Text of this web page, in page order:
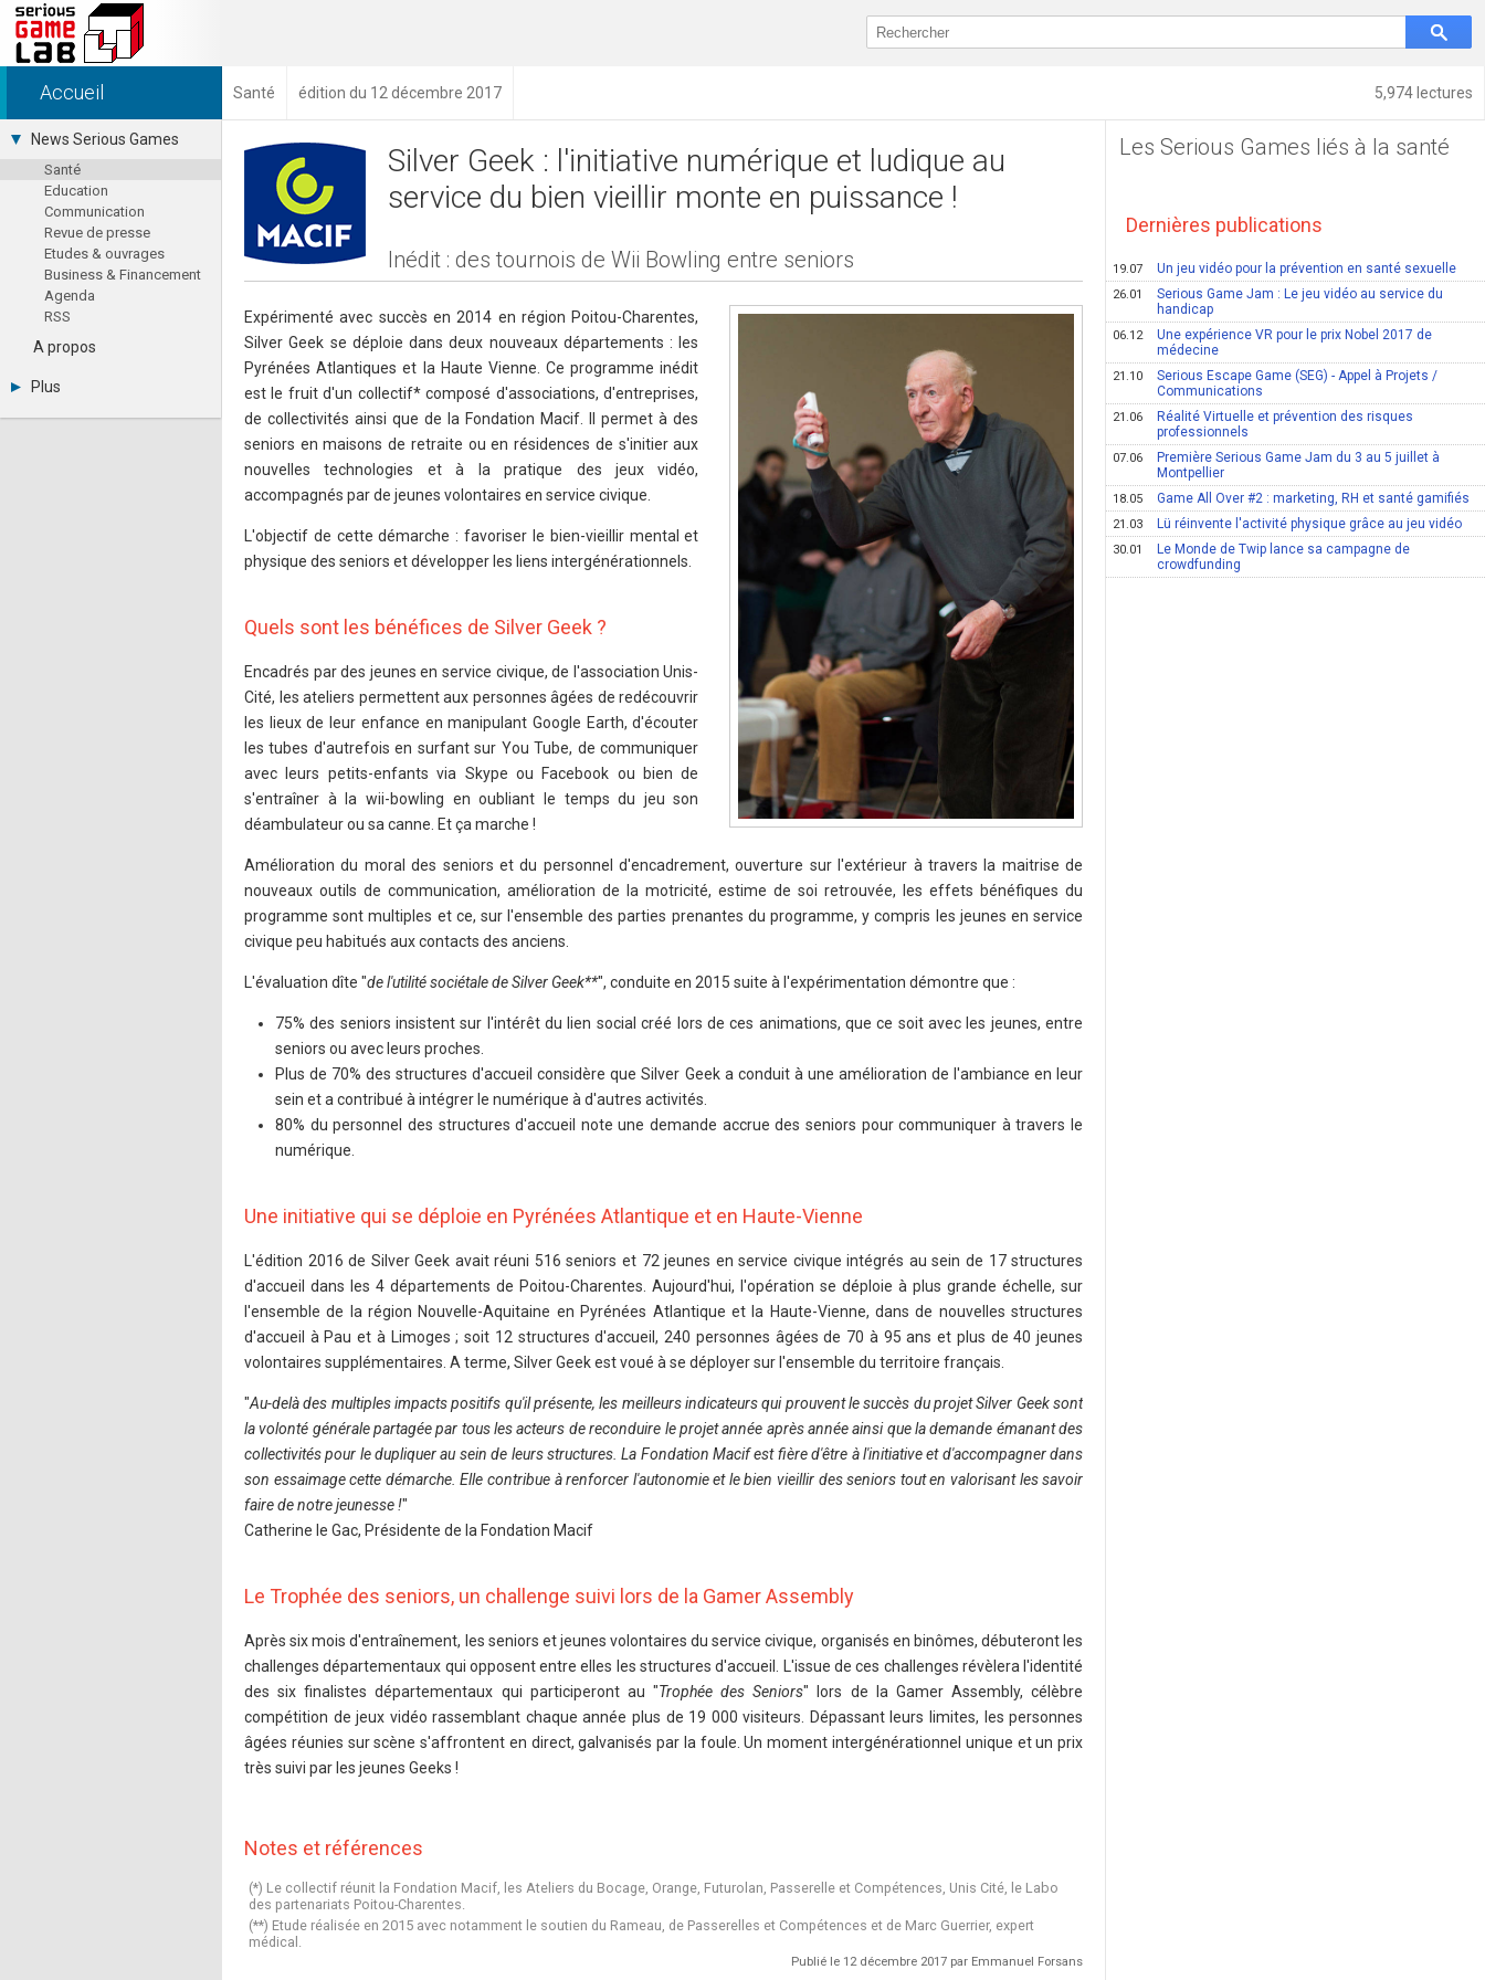
5,974 lectures
Accueil Santé édition du 12 décembre 2017
News Serious Games
Santé
Education
Communication
Revue de presse
Etudes & ouvrages
Business & Financement
Agenda
RSS
A propos
Plus
Sitemap XML
Silver Geek : l'initiative numérique et ludique au
service du bien vieillir monte en puissance !
Inédit : des tournois de Wii Bowling entre seniors
Expérimenté avec succès en 2014 en région Poitou-Charentes,
Silver Geek se déploie dans deux nouveaux départements : les
Pyrénées Atlantiques et la Haute Vienne. Ce programme inédit
est le fruit d'un collectif* composé d'associations, d'entreprises,
de collectivités ainsi que de la Fondation Macif. Il permet à des
seniors en maisons de retraite ou en résidences de s'initier aux
nouvelles technologies et à la pratique des jeux vidéo,
accompagnés par de jeunes volontaires en service civique.
L'objectif de cette démarche : favoriser le bien-vieillir mental et
physique des seniors et développer les liens intergénérationnels.
Quels sont les bénéfices de Silver Geek ?
Encadrés par des jeunes en service civique, de l'association Unis-
Cité, les ateliers permettent aux personnes âgées de redécouvrir
les lieux de leur enfance en manipulant Google Earth, d'écouter
les tubes d'autrefois en surfant sur You Tube, de communiquer
avec leurs petits-enfants via Skype ou Facebook ou bien de
s'entraîner à la wii-bowling en oubliant le temps du jeu son
déambulateur ou sa canne. Et ça marche !
Amélioration du moral des seniors et du personnel d'encadrement, ouverture sur l'extérieur à travers la maitrise de
nouveaux outils de communication, amélioration de la motricité, estime de soi retrouvée, les effets bénéfiques du
programme sont multiples et ce, sur l'ensemble des parties prenantes du programme, y compris les jeunes en service
civique peu habitués aux contacts des anciens.
L'évaluation dîte "de l'utilité sociétale de Silver Geek**", conduite en 2015 suite à l'expérimentation démontre que :
75% des seniors insistent sur l'intérêt du lien social créé lors de ces animations, que ce soit avec les jeunes, entre
seniors ou avec leurs proches.
Plus de 70% des structures d'accueil considère que Silver Geek a conduit à une amélioration de l'ambiance en leur
sein et a contribué à intégrer le numérique à d'autres activités.
80% du personnel des structures d'accueil note une demande accrue des seniors pour communiquer à travers le
numérique.
Une initiative qui se déploie en Pyrénées Atlantique et en Haute-Vienne
L'édition 2016 de Silver Geek avait réuni 516 seniors et 72 jeunes en service civique intégrés au sein de 17 structures
d'accueil dans les 4 départements de Poitou-Charentes. Aujourd'hui, l'opération se déploie à plus grande échelle, sur
l'ensemble de la région Nouvelle-Aquitaine en Pyrénées Atlantique et la Haute-Vienne, dans de nouvelles structures
d'accueil à Pau et à Limoges ; soit 12 structures d'accueil, 240 personnes âgées de 70 à 95 ans et plus de 40 jeunes
volontaires supplémentaires. A terme, Silver Geek est voué à se déployer sur l'ensemble du territoire français.
"Au-delà des multiples impacts positifs qu'il présente, les meilleurs indicateurs qui prouvent le succès du projet Silver Geek sont
la volonté générale partagée par tous les acteurs de reconduire le projet année après année ainsi que la demande émanant des
collectivités pour le dupliquer au sein de leurs structures. La Fondation Macif est fière d'être à l'initiative et d'accompagner dans
son essaimage cette démarche. Elle contribue à renforcer l'autonomie et le bien vieillir des seniors tout en valorisant les savoir
faire de notre jeunesse !"
Catherine le Gac, Présidente de la Fondation Macif
Le Trophée des seniors, un challenge suivi lors de la Gamer Assembly
Après six mois d'entraînement, les seniors et jeunes volontaires du service civique, organisés en binômes, débuteront les
challenges départementaux qui opposent entre elles les structures d'accueil. L'issue de ces challenges révèlera l'identité
des six finalistes départementaux qui participeront au "Trophée des Seniors" lors de la Gamer Assembly, célèbre
compétition de jeux vidéo rassemblant chaque année plus de 19 000 visiteurs. Dépassant leurs limites, les personnes
âgées réunies sur scène s'affrontent en direct, galvanisés par la foule. Un moment intergénérationnel unique et un prix
très suivi par les jeunes Geeks !
Notes et références
(*) Le collectif réunit la Fondation Macif, les Ateliers du Bocage, Orange, Futurolan, Passerelle et Compétences, Unis Cité, le Labo
des partenariats Poitou-Charentes.
(**) Etude réalisée en 2015 avec notamment le soutien du Rameau, de Passerelles et Compétences et de Marc Guerrier, expert
médical.
Publié le 12 décembre 2017 par Emmanuel Forsans
Les Serious Games liés à la santé
Dernières publications
19.07 Un jeu vidéo pour la prévention en santé sexuelle
26.01
Serious Game Jam : Le jeu vidéo au service du
handicap
06.12
Une expérience VR pour le prix Nobel 2017 de
médecine
21.10
Serious Escape Game (SEG) - Appel à Projets /
Communications
21.06
Réalité Virtuelle et prévention des risques
professionnels
07.06
Première Serious Game Jam du 3 au 5 juillet à
Montpellier
18.05 Game All Over #2 : marketing, RH et santé gamifiés
21.03 Lü réinvente l'activité physique grâce au jeu vidéo
30.01
Le Monde de Twip lance sa campagne de
crowdfunding